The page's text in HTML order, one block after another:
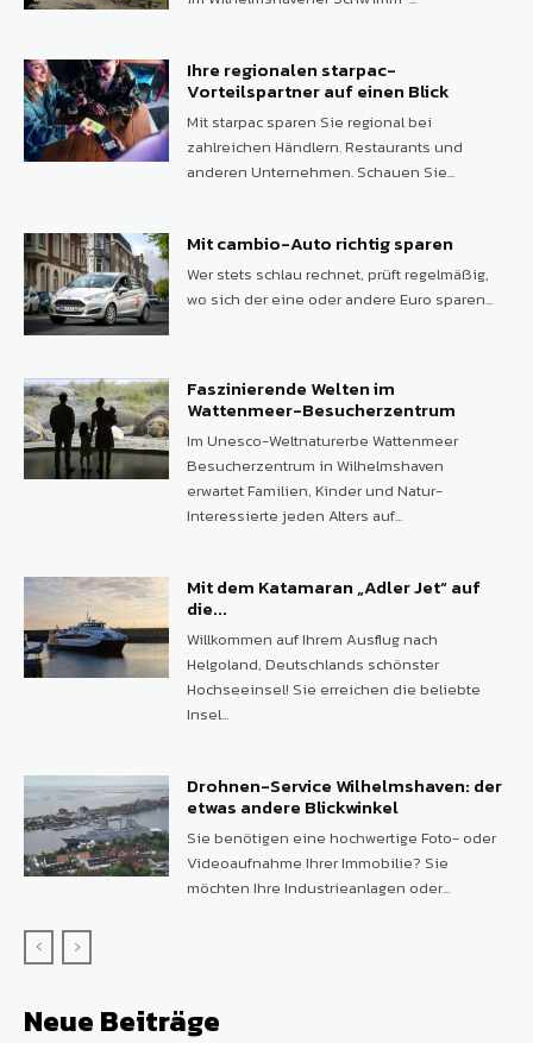
Ihre regionalen starpac-
Vorteilspartner auf einen Blick
Mit starpac sparen Sie regional bei
zahlreichen Händlern. Restaurants und
anderen Unternehmen. Schauen Sie...
Mit cambio-Auto richtig sparen
Wer stets schlau rechnet, prüft regelmäßig,
wo sich der eine oder andere Euro sparen...
Faszinierende Welten im
Wattenmeer-Besucherzentrum
Im Unesco-Weltnaturerbe Wattenmeer
Besucherzentrum in Wilhelmshaven
erwartet Familien, Kinder und Natur-
Interessierte jeden Alters auf...
Mit dem Katamaran „Adler Jet“ auf
die...
Willkommen auf Ihrem Ausflug nach
Helgoland, Deutschlands schönster
Hochseeinsel! Sie erreichen die beliebte
Insel...
Drohnen-Service Wilhelmshaven: der
etwas andere Blickwinkel
Sie benötigen eine hochwertige Foto- oder
Videoaufnahme Ihrer Immobilie? Sie
möchten Ihre Industrieanlagen oder...
Neue Beiträge